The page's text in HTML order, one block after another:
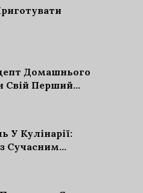
Домашнього
Свій Перший
У Кулінарії:
Сучасним